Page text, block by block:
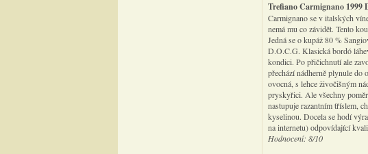
Trefiano Carmignano 1999
Carmignano se v italských
nemá mu co závidět. Tento
Jedná se o kupáž 80 %
D.O.C.G. Klasická bordó
kondici. Po přičichnutí ale
přechází nádherně plynule do
ovocná, s lehce živočišným
pryskyřici. Ale všechny
nastupuje razantním tříslem,
kyselinou. Docela se hodí
na internetu) odpovídající
Hodnocení: 8/10